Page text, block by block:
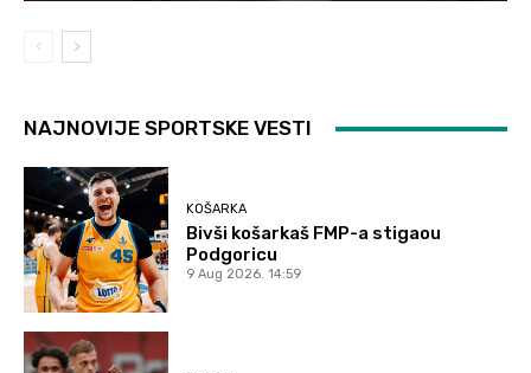
NAJNOVIJE SPORTSKE VESTI
KOŠARKA
Bivši košarkaš FMP-a stigaou
Podgoricu
9 Aug 2026. 14:59